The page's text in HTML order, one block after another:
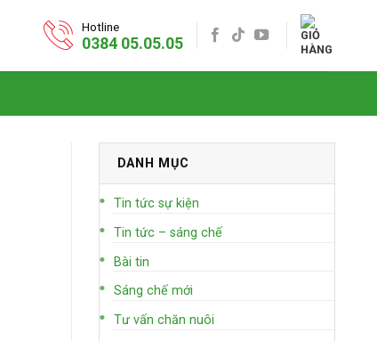
Hotline
0384 05.05.05
DANH MỤC
Tin tức sự kiện
Tin tức – sáng chế
Bài tin
Sáng chế mới
Tư vấn chăn nuôi